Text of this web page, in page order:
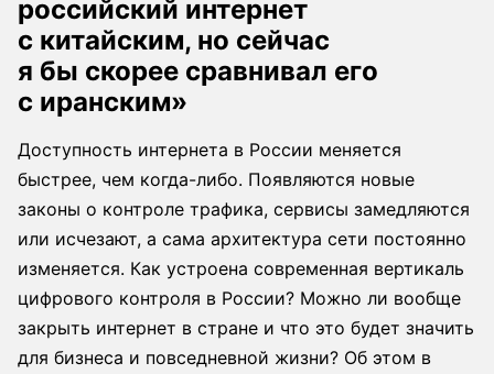
российский интернет
с китайским, но сейчас
я бы скорее сравнивал его
с иранским»
Доступность интернета в России меняется
быстрее, чем когда-либо. Появляются новые
законы о контроле трафика, сервисы замедляются
или исчезают, а сама архитектура сети постоянно
изменяется. Как устроена современная вертикаль
цифрового контроля в России? Можно ли вообще
закрыть интернет в стране и что это будет значить
для бизнеса и повседневной жизни? Об этом в